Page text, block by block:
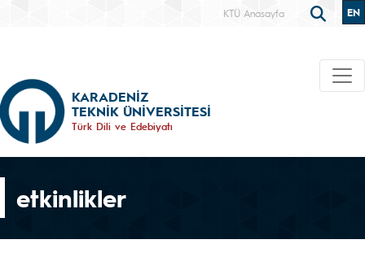
KTÜ Anasayfa EN
KARADENİZ
TEKNİK ÜNİVERSİTESİ
Türk Dili ve Edebiyatı
etkinlikler